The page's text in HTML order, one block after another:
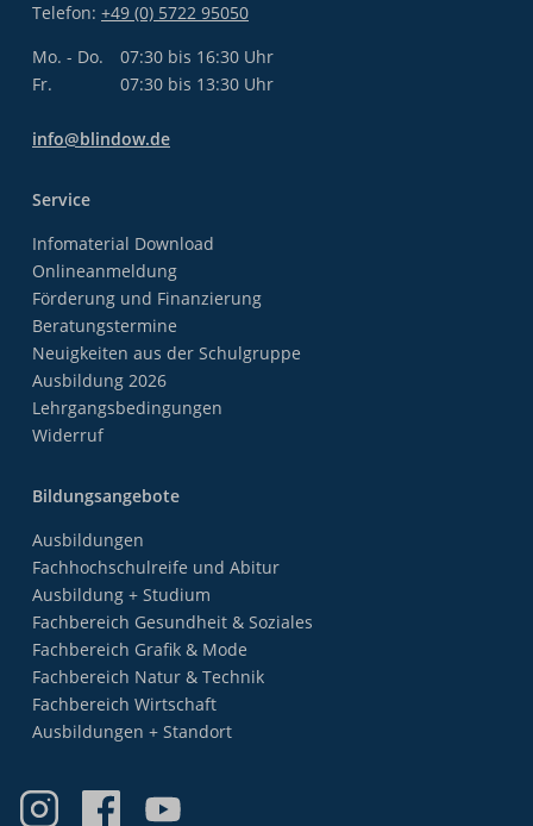
Telefon: +49 (0) 5722 95050
Mo. - Do.
07:30 bis 16:30 Uhr
Fr.
07:30 bis 13:30 Uhr
info@blindow.de
Service
Infomaterial Download
Onlineanmeldung
Förderung und Finanzierung
Beratungstermine
Neuigkeiten aus der Schulgruppe
Ausbildung 2026
Lehrgangsbedingungen
Widerruf
Bildungsangebote
Ausbildungen
Fachhochschulreife und Abitur
Ausbildung + Studium
Fachbereich Gesundheit & Soziales
Fachbereich Grafik & Mode
Fachbereich Natur & Technik
Fachbereich Wirtschaft
Ausbildungen + Standort